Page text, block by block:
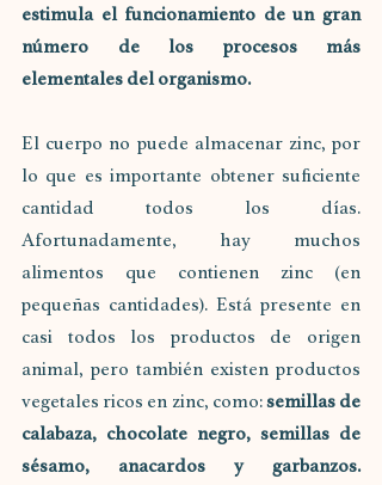
estimula el funcionamiento de un gran
número de los procesos más
elementales del organismo.
El cuerpo no puede almacenar zinc, por
lo que es importante obtener suficiente
cantidad todos los días.
Afortunadamente, hay muchos
alimentos que contienen zinc (en
pequeñas cantidades). Está presente en
casi todos los productos de origen
animal, pero también existen productos
vegetales ricos en zinc, como: semillas de
calabaza, chocolate negro, semillas de
sésamo, anacardos y garbanzos.